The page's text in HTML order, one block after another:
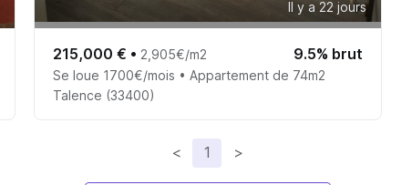
Il y a 22 jours
215,000 € • 2,905€/m2 9.5% brut
Se loue 1700€/mois • Appartement de 74m2
Talence (33400)
< 1 >